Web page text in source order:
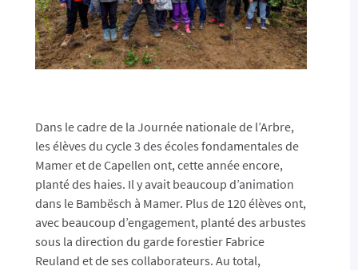
Dans le cadre de la Journée nationale de l’Arbre,
les élèves du cycle 3 des écoles fondamentales de
Mamer et de Capellen ont, cette année encore,
planté des haies. Il y avait beaucoup d’animation
dans le Bambësch à Mamer. Plus de 120 élèves ont,
avec beaucoup d’engagement, planté des arbustes
sous la direction du garde forestier Fabrice
Reuland et de ses collaborateurs. Au total,